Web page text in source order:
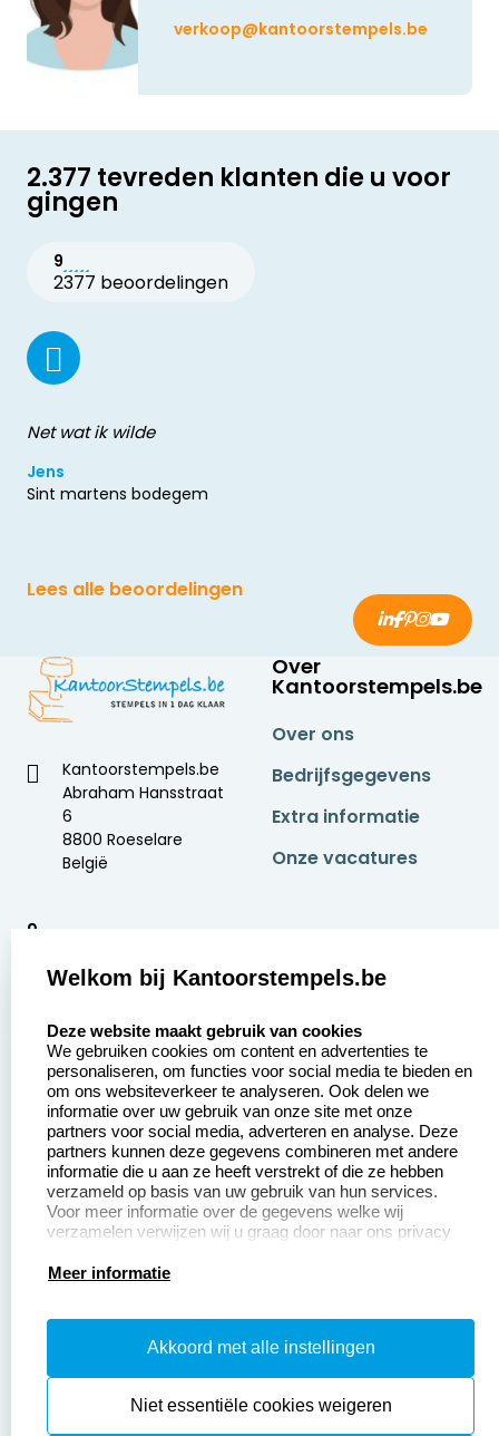
verkoop@kantoorstempels.be
2.377 tevreden klanten die u voor
gingen
9
2377 beoordelingen
Net wat ik wilde
Jens
Sint martens bodegem
Lees alle beoordelingen
Kantoorstempels.be
Abraham Hansstraat
6
8800 Roeselare
België
9
Over
Kantoorstempels.be
Over ons
Bedrijfsgegevens
Extra informatie
Onze vacatures
Aanvraag op maat
Betaling &
Verzending
Wederverkoper
worden
Contact opnemen
Veel gestelde vragen
Retourneren
Herroepingsrecht
Productinformatie:
Instructiepagina
Safety Sheets
Welkom bij Kantoorstempels.be
Deze website maakt gebruik van cookies
We gebruiken cookies om content en advertenties te
personaliseren, om functies voor social media te bieden en
om ons websiteverkeer te analyseren. Ook delen we
informatie over uw gebruik van onze site met onze
partners voor social media, adverteren en analyse. Deze
partners kunnen deze gegevens combineren met andere
informatie die u aan ze heeft verstrekt of die ze hebben
verzameld op basis van uw gebruik van hun services.
Voor meer informatie over de gegevens welke wij
verzamelen verwijzen wij u graag door naar ons privacy
Meer informatie
Akkoord met alle instellingen
Niet essentiële cookies weigeren